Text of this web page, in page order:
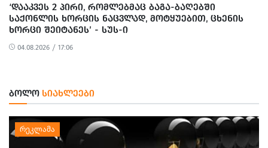
‘ᲓᲐᲐᲙᲕᲔᲡ 2 ᲞᲘᲠᲘ, ᲠᲝᲛᲚᲔᲑᲛᲐᲪ ᲑᲐᲒᲐ-ᲑᲐᲦᲔᲑᲨᲘ
ᲡᲐᲥᲝᲜᲚᲘᲡ ᲮᲝᲠᲪᲘᲡ ᲜᲐᲪᲕᲚᲐᲓ, ᲛᲝᲢᲧᲣᲔᲑᲘᲗ, ᲪᲮᲔᲜᲘᲡ
ᲮᲝᲠᲪᲘ ᲨᲔᲘᲢᲐᲜᲔᲡ’ - ᲡᲣᲡ-Ი
04.08.2026 / 17:06
ᲑᲝᲚᲝ ᲡᲘᲐᲮᲚᲔᲔᲑᲘ